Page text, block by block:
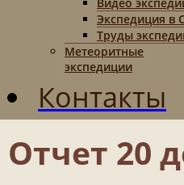
Экспедиция в
Труды
Метеоритные
экспедиции
Контакты
Отчет 20